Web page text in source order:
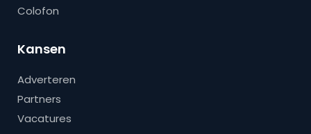
Colofon
Kansen
Adverteren
Partners
Vacatures